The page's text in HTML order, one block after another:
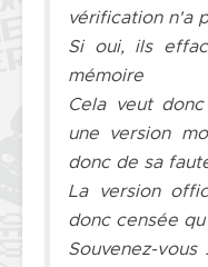
vérification n'a
Si oui, ils
mémoire
Cela veut
une version
donc de sa
La version
donc censée
Souvenez-vous